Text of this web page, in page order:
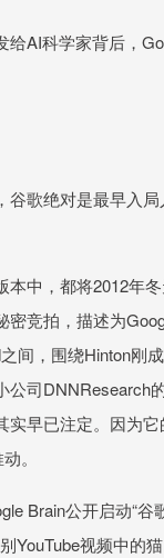
科学家背后，
歌绝对是最早入局
中，都将2012年冬
密竞拍，描述为
间，围绕Hinton刚
公司DNNResearch
实早已注定。因为
。
Brain公开启动“谷
YouTube视频中的